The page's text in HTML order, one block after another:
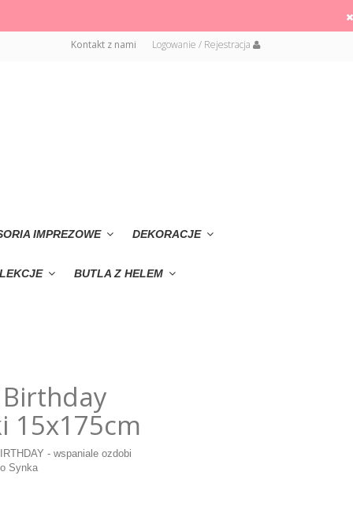
Logowanie / Rejestracja
Kontakt z nami
IMPREZOWE DEKORACJE
BUTLA Z HELEM
15x175cm
- wspaniale ozdobi
Synka